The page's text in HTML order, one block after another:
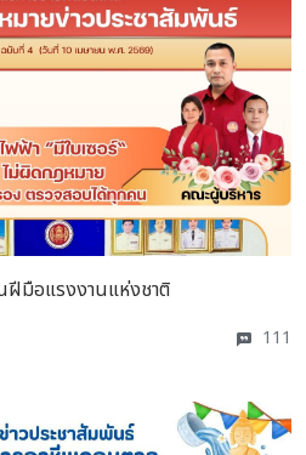
นฝีมือแรงงานแห่งชาติ
111